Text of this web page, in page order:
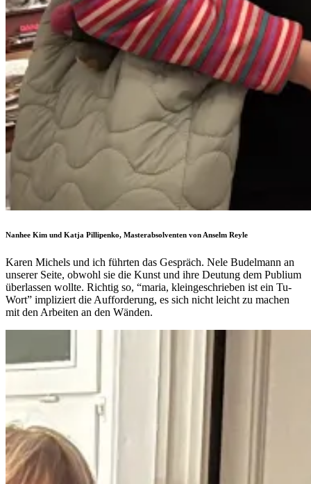
Nanhee Kim und Katja Pillipenko, Masterabsolventen von Anselm Reyle
Karen Michels und ich führten das Gespräch. Nele Budelmann an
unserer Seite, obwohl sie die Kunst und ihre Deutung dem Publium
überlassen wollte. Richtig so, “maria, kleingeschrieben ist ein Tu-
Wort” impliziert die Aufforderung, es sich nicht leicht zu machen
mit den Arbeiten an den Wänden.